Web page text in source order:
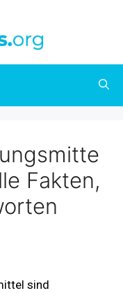
Fakten,
sind